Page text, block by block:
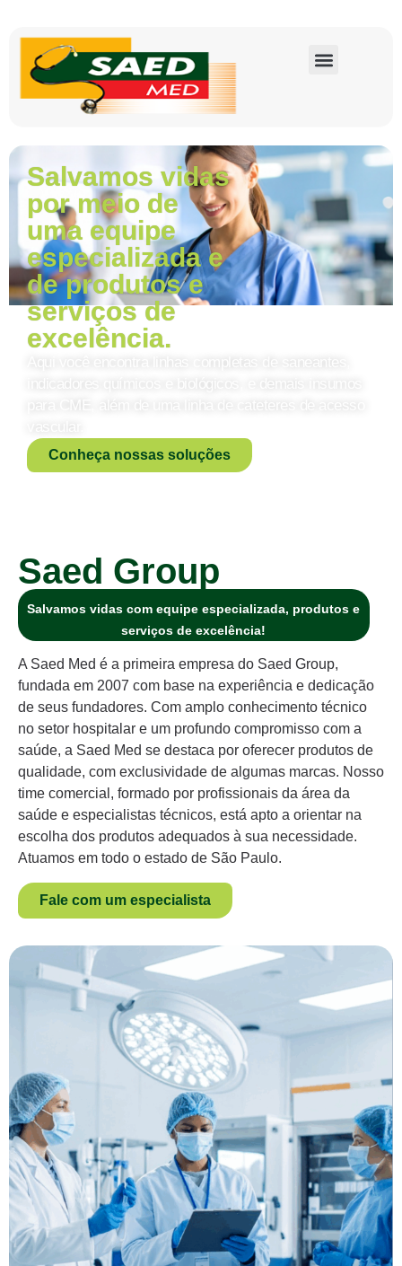
Salvamos vidas
por meio de
uma equipe
especializada e
de produtos e
serviços de
excelência.
Aqui você encontra linhas completas de saneantes,
indicadores químicos e biológicos, e demais insumos
para CME, além de uma linha de cateteres de acesso
Conheça nossas soluções
Saed Group
Salvamos vidas com equipe especializada, produtos e
serviços de excelência!
A Saed Med é a primeira empresa do Saed Group,
fundada em 2007 com base na experiência e dedicação
de seus fundadores. Com amplo conhecimento técnico
no setor hospitalar e um profundo compromisso com a
saúde, a Saed Med se destaca por oferecer produtos de
qualidade, com exclusividade de algumas marcas. Nosso
time comercial, formado por profissionais da área da
saúde e especialistas técnicos, está apto a orientar na
escolha dos produtos adequados à sua necessidade.
Atuamos em todo o estado de São Paulo.
Fale com um especialista